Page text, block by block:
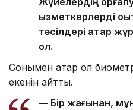
қызметкерлерді
тәсілдері қатар
ол.
Сонымен қатар ол
екенін айтты.
— Бір жағынан,